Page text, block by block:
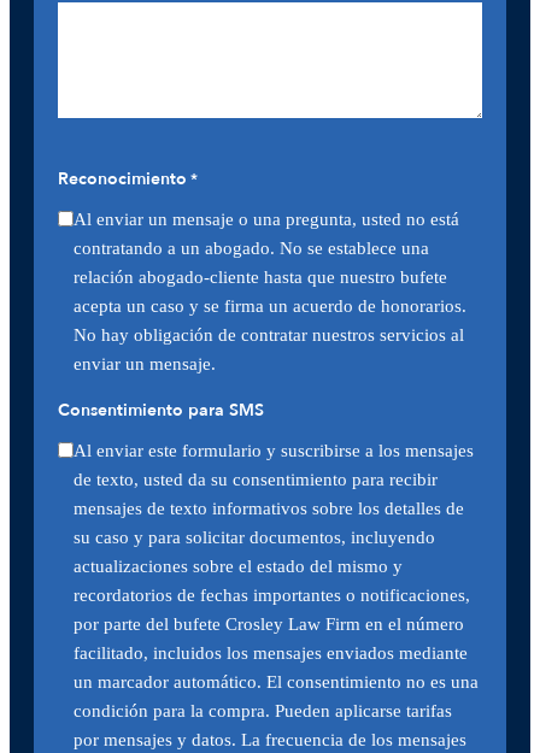
Reconocimiento *
Al enviar un mensaje o una pregunta, usted no está
contratando a un abogado. No se establece una
relación abogado-cliente hasta que nuestro bufete
acepta un caso y se firma un acuerdo de honorarios.
No hay obligación de contratar nuestros servicios al
enviar un mensaje.
Consentimiento para SMS
Al enviar este formulario y suscribirse a los mensajes
de texto, usted da su consentimiento para recibir
mensajes de texto informativos sobre los detalles de
su caso y para solicitar documentos, incluyendo
actualizaciones sobre el estado del mismo y
recordatorios de fechas importantes o notificaciones,
por parte del bufete Crosley Law Firm en el número
facilitado, incluidos los mensajes enviados mediante
un marcador automático. El consentimiento no es una
condición para la compra. Pueden aplicarse tarifas
por mensajes y datos. La frecuencia de los mensajes